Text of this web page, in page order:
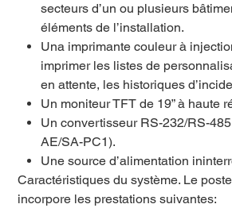
secteurs d’un ou plusieurs
éléments de l’installation.
Una imprimante couleur à
imprimer les listes de
en attente, les historiques
Un moniteur TFT de 19” à haute
Un convertisseur RS-232/RS-
AE/SA-PC1).
Une source d’alimentation
Caractéristiques du système. Le
incorpore les prestations suivantes: